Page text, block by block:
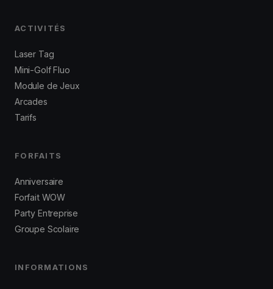
ACTIVITÉS
Laser Tag
Mini-Golf Fluo
Module de Jeux
Arcades
Tarifs
FORFAITS
Anniversaire
Forfait WOW
Party Entreprise
Groupe Scolaire
INFORMATIONS